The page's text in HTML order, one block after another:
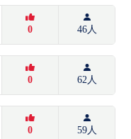
0 46人
0 62人
0 59人